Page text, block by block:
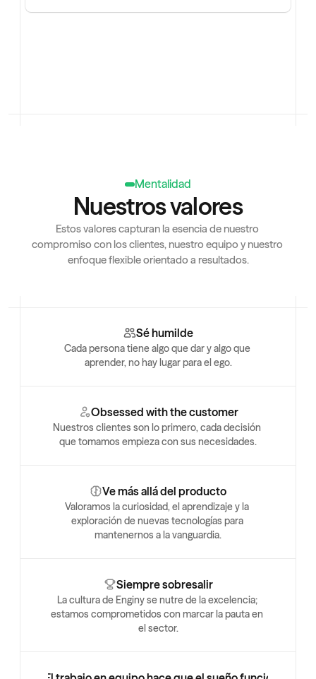
Mentalidad
Nuestros valores
Estos valores capturan la esencia de nuestro
compromiso con los clientes, nuestro equipo y nuestro
enfoque flexible orientado a resultados.
Sé humilde
Cada persona tiene algo que dar y algo que
aprender, no hay lugar para el ego.
Obsessed with the customer
Nuestros clientes son lo primero, cada decisión
que tomamos empieza con sus necesidades.
Ve más allá del producto
Valoramos la curiosidad, el aprendizaje y la
exploración de nuevas tecnologías para
mantenernos a la vanguardia.
Siempre sobresalir
La cultura de Enginy se nutre de la excelencia;
estamos comprometidos con marcar la pauta en
el sector.